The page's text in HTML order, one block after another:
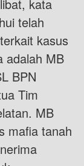
kata
telah
kasus
adalah MB
BPN
Tim
MB
mafia tanah